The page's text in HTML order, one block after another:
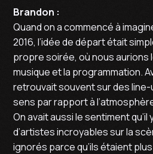
Brandon :
Quand on a commencé à
2016, l’idée de départ était
propre soirée, où nous aurions
musique et la programmation.
retrouvait souvent sur des line-
sens par rapport à
On avait aussi le sentiment
d’artistes incroyables sur la
ignorés parce qu’ils étaient